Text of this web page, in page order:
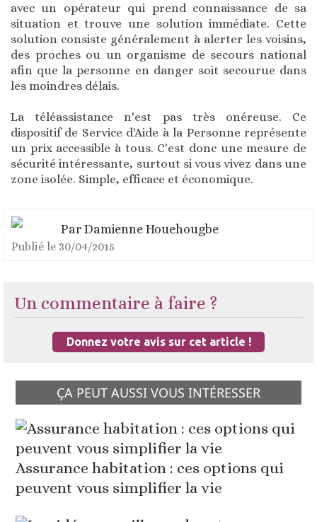
avec un opérateur qui prend connaissance de sa
situation et trouve une solution immédiate. Cette
solution consiste généralement à alerter les voisins,
des proches ou un organisme de secours national
afin que la personne en danger soit secourue dans
les moindres délais.
La téléassistance n'est pas très onéreuse. Ce
dispositif de Service d'Aide à la Personne représente
un prix accessible à tous. C'est donc une mesure de
sécurité intéressante, surtout si vous vivez dans une
zone isolée. Simple, efficace et économique.
Par Damienne Houehougbe
Publié le 30/04/2015
Un commentaire à faire ?
Donnez votre avis sur cet article !
ÇA PEUT AUSSI VOUS INTÉRESSER
Assurance habitation : ces options qui
peuvent vous simplifier la vie